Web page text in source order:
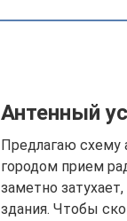
Антенный
Предлагаю схему
городом прием
заметно
здания. Чтобы